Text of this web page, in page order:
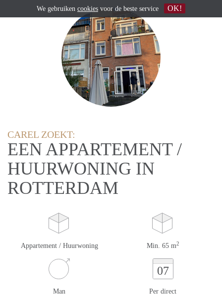
CAREL ZOEKT:
EEN APPARTEMENT /
HUURWONING IN
ROTTERDAM
Appartement / Huurwoning Min. 65 m2
Man
07
Per direct
We gebruiken cookies voor de beste service OK!